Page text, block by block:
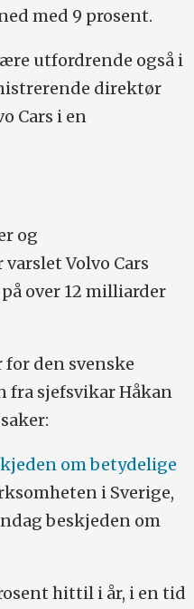
med 9 prosent.
utfordrende også i
direktør
Cars i en
og
Volvo Cars
over 12 milliarder
den svenske
fra sjefsvikar Håkan
om betydelige
i Sverige,
beskjeden om
hittil i år, i en tid